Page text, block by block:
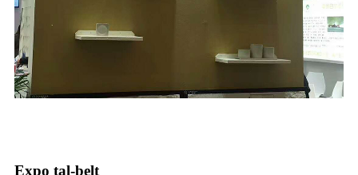
Expo tal-belt